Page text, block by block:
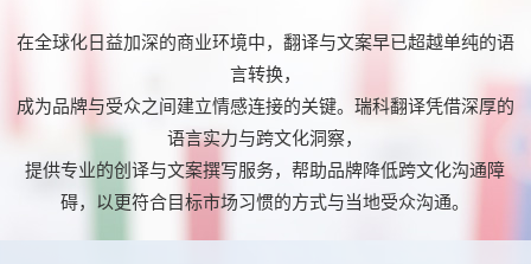
在全球化日益加深的商业环境中，翻译与文案早已超越单纯的语
言转换，
成为品牌与受众之间建立情感连接的关键。瑞科翻译凭借深厚的
语言实力与跨文化洞察，
提供专业的创译与文案撰写服务，帮助品牌降低跨文化沟通障
碍，以更符合目标市场习惯的方式与当地受众沟通。